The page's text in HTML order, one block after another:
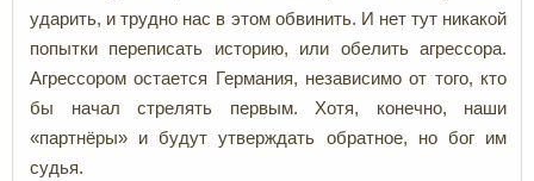
ударить, и трудно нас в этом обвинить. И нет тут никакой
попытки переписать историю, или обелить агрессора.
Агрессором остается Германия, независимо от того, кто
бы начал стрелять первым. Хотя, конечно, наши
«партнёры» и будут утверждать обратное, но бог им
судья.